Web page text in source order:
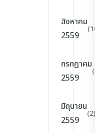
สิงหาคม
2559
กรกฎาคม
2559
มิถุนายน
2559
(2)